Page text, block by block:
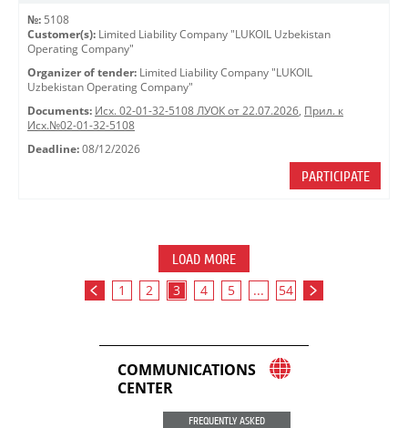
№: 5108
Customer(s): Limited Liability Company "LUKOIL Uzbekistan
Operating Company"
Organizer of tender: Limited Liability Company "LUKOIL
Uzbekistan Operating Company"
Documents: Исх. 02-01-32-5108 ЛУОК от 22.07.2026, Прил. к
Исх.№02-01-32-5108
Deadline: 08/12/2026
PARTICIPATE
LOAD MORE
1 2 3 4 5 ... 54
COMMUNICATIONS
CENTER
FREQUENTLY ASKED